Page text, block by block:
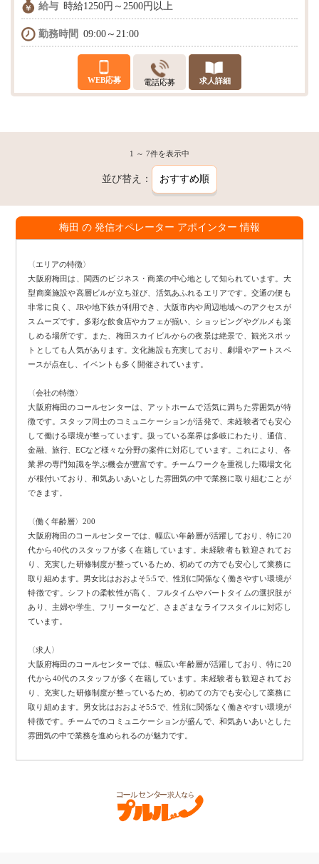
給与 時給1250円～2500円以上
勤務時間 09:00～21:00
WEB応募 電話応募 求人詳細
1 ～ 7件を表示中
並び替え：
梅田 の 発信オペレーター アポインター 情報
〈エリアの特徴〉
大阪府梅田は、関西のビジネス・商業の中心地として知られています。大
型商業施設や高層ビルが立ち並び、活気あふれるエリアです。交通の便も
非常に良く、JRや地下鉄が利用でき、大阪市内や周辺地域へのアクセスが
スムーズです。多彩な飲食店やカフェが揃い、ショッピングやグルメも楽
しめる場所です。また、梅田スカイビルからの夜景は絶景で、観光スポッ
トとしても人気があります。文化施設も充実しており、劇場やアートスペ
ースが点在し、イベントも多く開催されています。
〈会社の特徴〉
大阪府梅田のコールセンターは、アットホームで活気に満ちた雰囲気が特
徴です。スタッフ同士のコミュニケーションが活発で、未経験者でも安心
して働ける環境が整っています。扱っている業界は多岐にわたり、通信、
金融、旅行、ECなど様々な分野の案件に対応しています。これにより、各
業界の専門知識を学ぶ機会が豊富です。チームワークを重視した職場文化
が根付いており、和気あいあいとした雰囲気の中で業務に取り組むことが
できます。
〈働く年齢層〉200
大阪府梅田のコールセンターでは、幅広い年齢層が活躍しており、特に20
代から40代のスタッフが多く在籍しています。未経験者も歓迎されてお
り、充実した研修制度が整っているため、初めての方でも安心して業務に
取り組めます。男女比はおおよそ5:5で、性別に関係なく働きやすい環境が
特徴です。シフトの柔軟性が高く、フルタイムやパートタイムの選択肢が
あり、主婦や学生、フリーターなど、さまざまなライフスタイルに対応し
ています。
〈求人〉
大阪府梅田のコールセンターでは、幅広い年齢層が活躍しており、特に20
代から40代のスタッフが多く在籍しています。未経験者も歓迎されてお
り、充実した研修制度が整っているため、初めての方でも安心して業務に
取り組めます。男女比はおおよそ5:5で、性別に関係なく働きやすい環境が
特徴です。チームでのコミュニケーションが盛んで、和気あいあいとした
雰囲気の中で業務を進められるのが魅力です。